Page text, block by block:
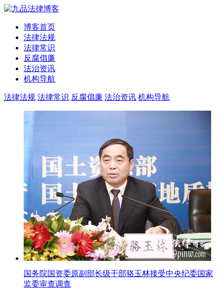
博客首页
法律法规
法律常识
反腐倡廉
法治资讯
机构导航
法律法规 法律常识 反腐倡廉 法治资讯 机构导航
国务院国资委原副部长级干部骆玉林接受中央纪委国家
监委审查调查